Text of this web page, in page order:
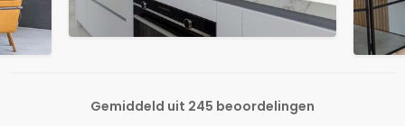
Gemiddeld uit 245 beoordelingen